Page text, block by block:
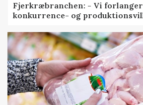
Fjerkræbranchen: - Vi forlanger
konkurrence- og